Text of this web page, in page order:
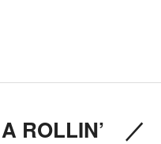
A ROLLIN’ ／